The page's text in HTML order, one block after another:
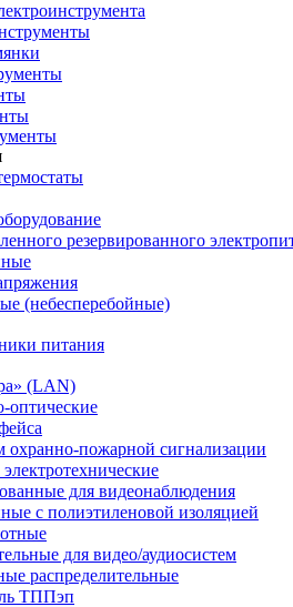
резервированного
(небесперебойные)
питания
(LAN)
оптические
охранно-пожарной сигнализации
для видеонаблюдения
с полиэтиленовой изоляцией
для видео/аудиосистем
распределительные
ТППэп